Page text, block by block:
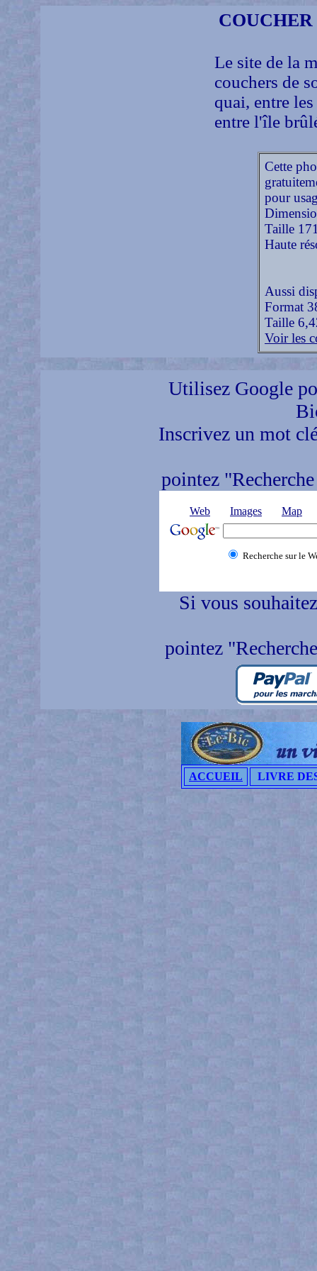
Le site de la
couchers de
quai, entre
entre l'île
Cette
pour
Taille
Haute
Aussi
Format
Taille
Voir les
Utilisez Google
Inscrivez un mot
pointez
Web Images Map
Recherche sur le
Si vous
pointez
ACCUEIL LIVRE